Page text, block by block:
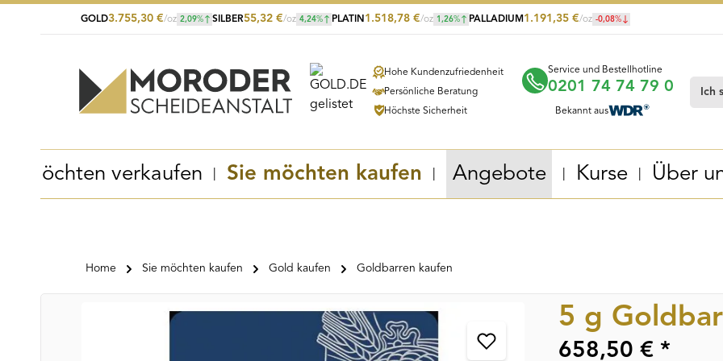
Zum Hauptinhalt springen
Zur Suche springen
Zur Hauptnavigation springen
GOLD3.755,30 €/oz 2,09% SILBER55,32 €/oz 4,24% PLATIN 1.518,78 €/oz 1,26% PALLADIUM 1.191,35 €/oz -0,08%
Hohe Kundenzufriedenheit
Persönliche Beratung
Höchste Sicherheit
Service und Bestellhotline
0201 74 74 79 0
Bekannt aus
möchten verkaufen Sie möchten kaufen Angebote Kurse Über
Home Sie möchten kaufen Gold kaufen Goldbarren kaufen
Bildergalerie überspringen 5 g
658,50 € *